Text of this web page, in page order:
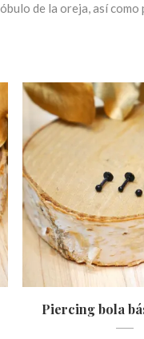
de la oreja, así como
Piercing bola